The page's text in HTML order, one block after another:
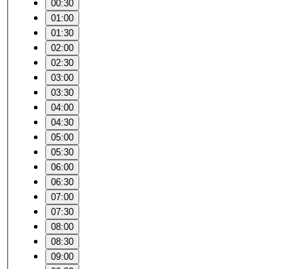
00:30
01:00
01:30
02:00
02:30
03:00
03:30
04:00
04:30
05:00
05:30
06:00
06:30
07:00
07:30
08:00
08:30
09:00